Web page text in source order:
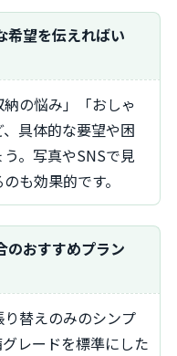
希望を伝えればい
具体的な要望や困
。写真やSNSで見
も効果的です。
のおすすめプラン
レードを標準にした